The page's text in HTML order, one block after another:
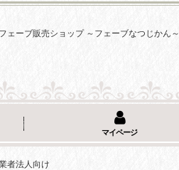
ェーブ販売ショップ ～フェーブなつじかん～
マイページ
者法人向け